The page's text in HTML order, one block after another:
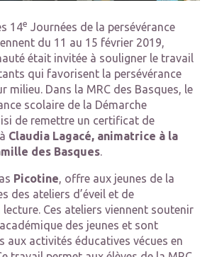
14e Journées de la persévérance
du 11 au 15 février 2019,
était invitée à souligner le travail
qui favorisent la persévérance
milieu. Dans la MRC des Basques, le
scolaire de la Démarche
de remettre un certificat de
Claudia Lagacé, animatrice à la
des Basques.
Picotine, offre aux jeunes de la
des ateliers d’éveil et de
Ces ateliers viennent soutenir
des jeunes et sont
aux activités éducatives vécues en